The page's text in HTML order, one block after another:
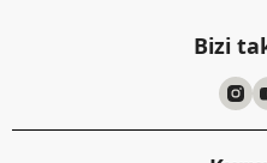
Bizi